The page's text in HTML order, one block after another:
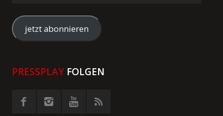
Mail-
Adresse
eingeben
jetzt abonnieren
PRESSPLAY FOLGEN